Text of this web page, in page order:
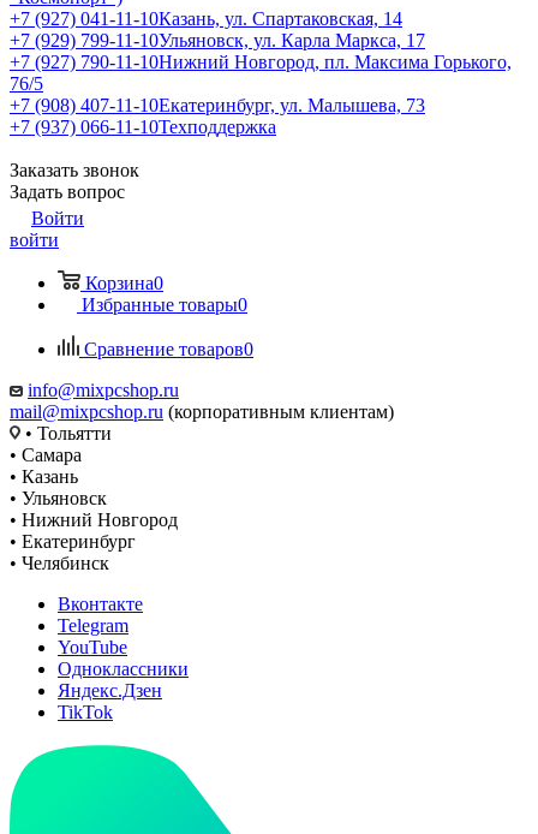
+7 (927) 041-11-10Казань, ул. Спартаковская, 14
+7 (929) 799-11-10Ульяновск, ул. Карла Маркса, 17
+7 (927) 790-11-10Нижний Новгород, пл. Максима Горького,
76/5
+7 (908) 407-11-10Екатеринбург, ул. Малышева, 73
+7 (937) 066-11-10Техподдержка
Заказать звонок
Задать вопрос
Войти
войти
Корзина0
Избранные товары0
Сравнение товаров0
info@mixpcshop.ru
mail@mixpcshop.ru (корпоративным клиентам)
• Тольятти
• Самара
• Казань
• Ульяновск
• Нижний Новгород
• Екатеринбург
• Челябинск
Вконтакте
Telegram
YouTube
Одноклассники
Яндекс.Дзен
TikTok